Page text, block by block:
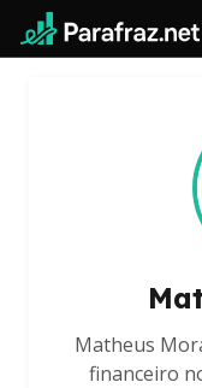
Matheus
financeiro